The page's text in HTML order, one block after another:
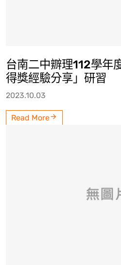
台南二中辧理112學年
得獎經驗分享」研習
2023.10.03
Read More